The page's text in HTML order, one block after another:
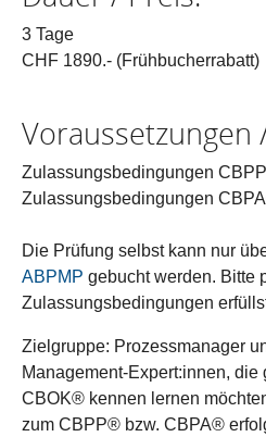
3 Tage
CHF 1890.- (Frühbucherrabatt)
Voraussetzungen
Zulassungsbedingungen
Zulassungsbedingungen
Die Prüfung selbst kann nur
ABPMP gebucht werden. Bitte
Zulassungsbedingungen
Zielgruppe: Prozessmanager
Management-Expert:innen,
CBOK® kennen lernen
zum CBPP® bzw. CBPA®